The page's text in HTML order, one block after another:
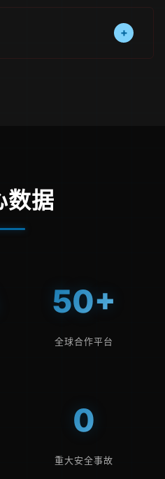
应用集成和开放API，
+
数据
50+
全球合作平台
0
重大安全事故